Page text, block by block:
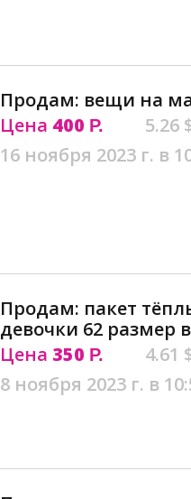
Продам: вещи на
Цена 400 Р.
5.26
16 ноября 2023 г. в
Продам: пакет
девочки 62 размер
Цена 350 Р.
4.61
8 ноября 2023 г. в